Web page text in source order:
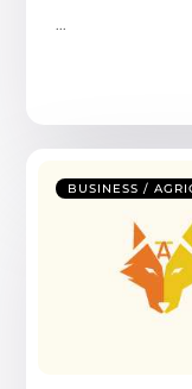
BUSINESS /